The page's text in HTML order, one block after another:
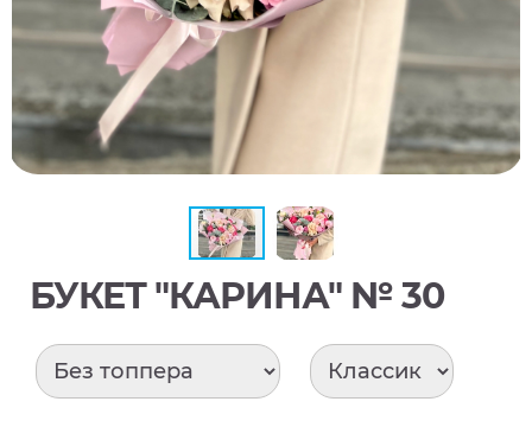
БУКЕТ "КАРИНА" № 30